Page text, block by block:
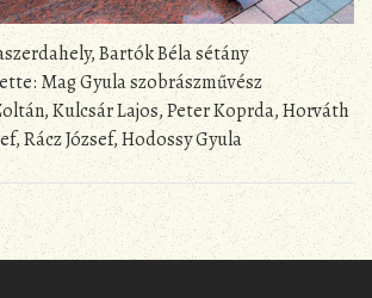
Bartók Béla sétány
Mag Gyula szobrászművész
Kulcsár Lajos, Peter Koprda, Horváth
Rácz József, Hodossy Gyula